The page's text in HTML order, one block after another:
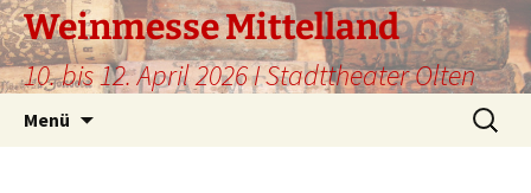
Weinmesse Mittelland
10. bis 12. April 2026 I Stadttheater Olten
Menü
Suche
nach: